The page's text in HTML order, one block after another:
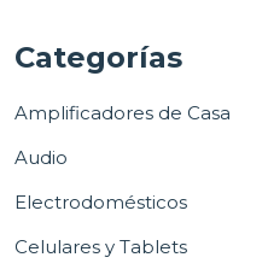
Categorías
Amplificadores de Casa
Audio
Electrodomésticos
Celulares y Tablets